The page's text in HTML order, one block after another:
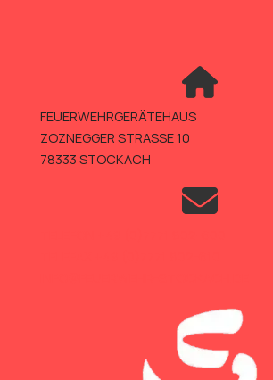
FEUERWEHRGERÄTEHAUS
ZOZNEGGER STRASSE 10
78333 STOCKACH